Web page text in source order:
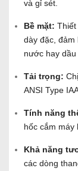
và gỉ sét.
Bề mặt:
dày đặc, đảm
nước hay dầu
Tải trọng:
ANSI Type
Tính năng
hốc cắm máy
Khả năng
các dòng